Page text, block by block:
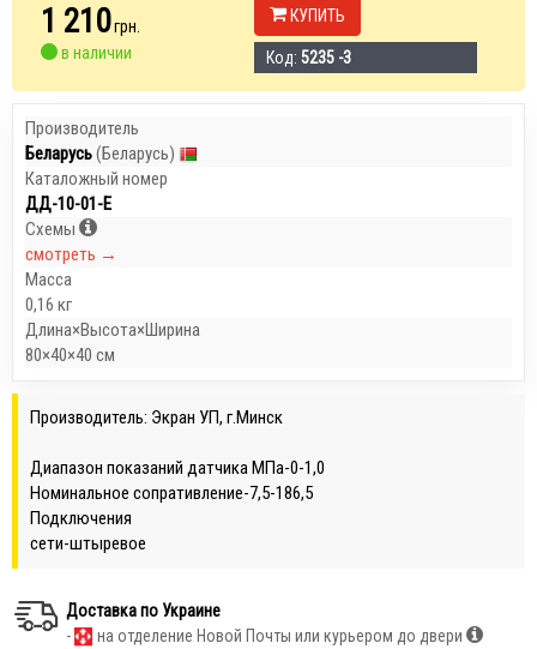
1 210грн.
в наличии
КУПИТЬ
Код: 5235 -3
Производитель
Беларусь(Беларусь)
Каталожный номер
ДД-10-01-Е
Схемы
смотреть →
Масса
0,16 кг
Длина×Высота×Ширина
80×40×40 см
Производитель: Экран УП, г.Минск
Диапазон показаний датчика МПа-0-1,0
Номинальное сопративление-7,5-186,5
Подключения
сети-штыревое
Доставка по Украине
-
на отделение Новой Почты или курьером до двери